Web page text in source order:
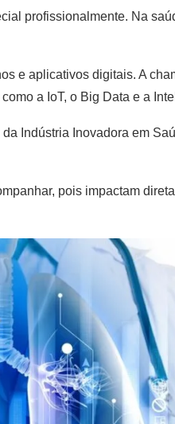
profissionalmente. Na
e aplicativos digitais. A
a IoT, o Big Data e a
Indústria Inovadora em
pois impactam